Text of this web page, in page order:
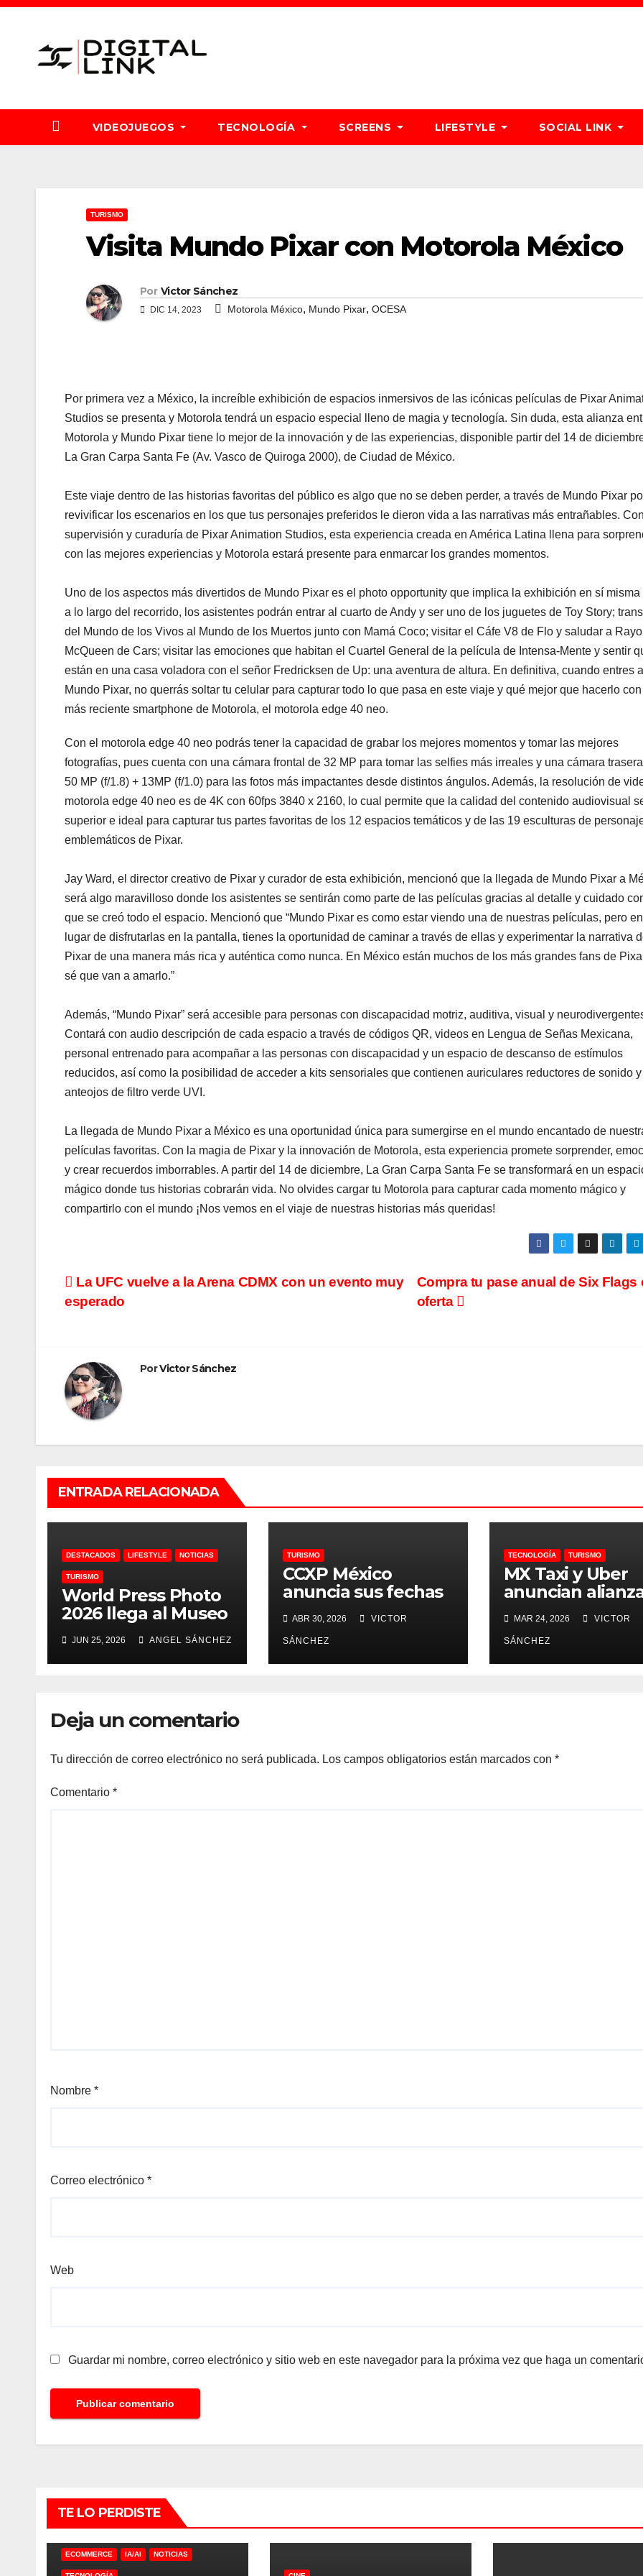
Saltar
contenido
VIDEOJUEGOS TECNOLOGÍA SCREENS LIFESTYLE SOCIAL LINK
TURISMO
Visita Mundo Pixar con Motorola México
Por Victor Sánchez
DIC 14, 2023 Motorola México, Mundo Pixar, OCESA
Por primera vez a México, la increíble exhibición de espacios inmersivos de las icónicas películas de Pixar
Studios se presenta y Motorola tendrá un espacio especial lleno de magia y tecnología. Sin duda, esta alianza
Motorola y Mundo Pixar tiene lo mejor de la innovación y de las experiencias, disponible partir del 14 de
La Gran Carpa Santa Fe (Av. Vasco de Quiroga 2000), de Ciudad de México.
Este viaje dentro de las historias favoritas del público es algo que no se deben perder, a través de Mundo Pixar
revivificar los escenarios en los que tus personajes preferidos le dieron vida a las narrativas más entrañables.
supervisión y curaduría de Pixar Animation Studios, esta experiencia creada en América Latina llena para
con las mejores experiencias y Motorola estará presente para enmarcar los grandes momentos.
Uno de los aspectos más divertidos de Mundo Pixar es el photo opportunity que implica la exhibición en sí misma
a lo largo del recorrido, los asistentes podrán entrar al cuarto de Andy y ser uno de los juguetes de Toy Story;
del Mundo de los Vivos al Mundo de los Muertos junto con Mamá Coco; visitar el Cáfe V8 de Flo y saludar a Rayo
McQueen de Cars; visitar las emociones que habitan el Cuartel General de la película de Intensa-Mente y sentir
están en una casa voladora con el señor Fredricksen de Up: una aventura de altura. En definitiva, cuando entres a
Mundo Pixar, no querrás soltar tu celular para capturar todo lo que pasa en este viaje y qué mejor que hacerlo
más reciente smartphone de Motorola, el motorola edge 40 neo.
Con el motorola edge 40 neo podrás tener la capacidad de grabar los mejores momentos y tomar las mejores
fotografías, pues cuenta con una cámara frontal de 32 MP para tomar las selfies más irreales y una cámara
50 MP (f/1.8) + 13MP (f/1.0) para las fotos más impactantes desde distintos ángulos. Además, la resolución de
motorola edge 40 neo es de 4K con 60fps 3840 x 2160, lo cual permite que la calidad del contenido audiovisual
superior e ideal para capturar tus partes favoritas de los 12 espacios temáticos y de las 19 esculturas de
emblemáticos de Pixar.
Jay Ward, el director creativo de Pixar y curador de esta exhibición, mencionó que la llegada de Mundo Pixar a
será algo maravilloso donde los asistentes se sentirán como parte de las películas gracias al detalle y cuidado
que se creó todo el espacio. Mencionó que “Mundo Pixar es como estar viendo una de nuestras películas, pero en
lugar de disfrutarlas en la pantalla, tienes la oportunidad de caminar a través de ellas y experimentar la narrativa
Pixar de una manera más rica y auténtica como nunca. En México están muchos de los más grandes fans de
sé que van a amarlo.”
Además, “Mundo Pixar” será accesible para personas con discapacidad motriz, auditiva, visual y
Contará con audio descripción de cada espacio a través de códigos QR, videos en Lengua de Señas Mexicana,
personal entrenado para acompañar a las personas con discapacidad y un espacio de descanso de estímulos
reducidos, así como la posibilidad de acceder a kits sensoriales que contienen auriculares reductores de sonido y
anteojos de filtro verde UVI.
La llegada de Mundo Pixar a México es una oportunidad única para sumergirse en el mundo encantado de
películas favoritas. Con la magia de Pixar y la innovación de Motorola, esta experiencia promete sorprender,
y crear recuerdos imborrables. A partir del 14 de diciembre, La Gran Carpa Santa Fe se transformará en un
mágico donde tus historias cobrarán vida. No olvides cargar tu Motorola para capturar cada momento mágico y
compartirlo con el mundo ¡Nos vemos en el viaje de nuestras historias más queridas!
Navegación
de
Compra tu pase anual de Six Flags
oferta
La UFC vuelve a la Arena CDMX con un evento muy
esperado
PorVictor Sánchez
ENTRADA RELACIONADA
DESTACADOS LIFESTYLE NOTICIAS
TURISMO
World Press Photo
2026 llega al Museo
JUN 25, 2026 ANGEL SÁNCHEZ
TURISMO
CCXP México
anuncia sus fechas
ABR 30, 2026 VICTOR
SÁNCHEZ
TECNOLOGÍA TURISMO
MX Taxi y Uber
anuncian
MAR 24, 2026 VICTOR
SÁNCHEZ
Deja un comentario
Tu dirección de correo electrónico no será publicada. Los campos obligatorios están marcados con *
Comentario *
Nombre *
Correo electrónico *
Web
Guardar mi nombre, correo electrónico y sitio web en este navegador para la próxima vez que haga un
TE LO PERDISTE
ECOMMERCE IA/AI NOTICIAS